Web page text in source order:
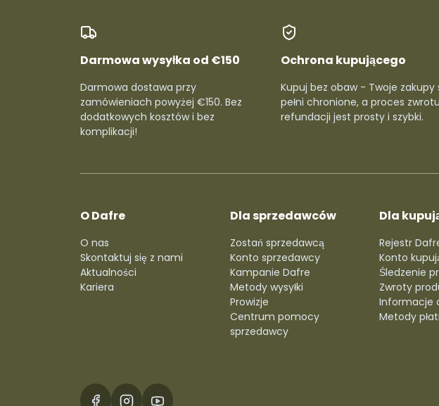
Darmowa wysyłka od €150
Darmowa dostawa przy
zamówieniach powyżej €150. Bez
dodatkowych kosztów i bez
komplikacji!
Ochrona kupującego
Kupuj bez obaw - Twoje zakupy
pełni chronione, a proces
refundacji jest prosty i szybki.
O Dafre
O nas
Skontaktuj się z nami
Aktualności
Kariera
Dla sprzedawców
Zostań sprzedawcą
Konto sprzedawcy
Kampanie Dafre
Metody wysyłki
Prowizje
Centrum pomocy
sprzedawcy
Dla
Rejestr
Konto
Śledzenie
Zwroty
Informacje
Metody